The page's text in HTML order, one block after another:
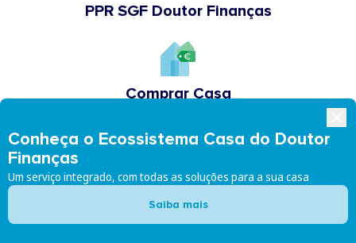
PPR SGF Doutor Finanças
Comprar Casa
Academia Doutor Finanças
Conheça o Ecossistema Casa do Doutor
Finanças
Um serviço integrado, com todas as soluções para a sua casa
Saiba mais